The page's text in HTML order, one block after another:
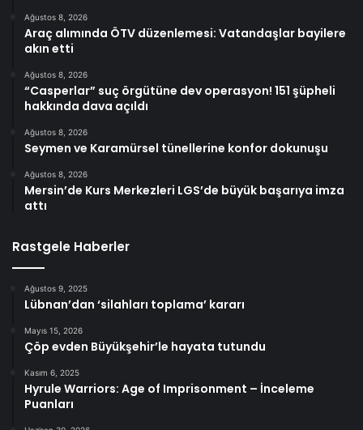
Ağustos 8, 2026
Araç alımında ÖTV düzenlemesi: Vatandaşlar bayilere
akın etti
Ağustos 8, 2026
“Casperlar” suç örgütüne dev operasyon! 151 şüpheli
hakkında dava açıldı
Ağustos 8, 2026
Seymen ve Karamürsel tünellerine konfor dokunuşu
Ağustos 8, 2026
Mersin’de Kurs Merkezleri LGS’de büyük başarıya imza
attı
Rastgele Haberler
Ağustos 9, 2025
Lübnan’dan ‘silahları toplama’ kararı
Mayıs 15, 2026
Çöp evden Büyükşehir’le hayata tutundu
Kasım 6, 2025
Hyrule Warriors: Age of Imprisonment – İnceleme
Puanları